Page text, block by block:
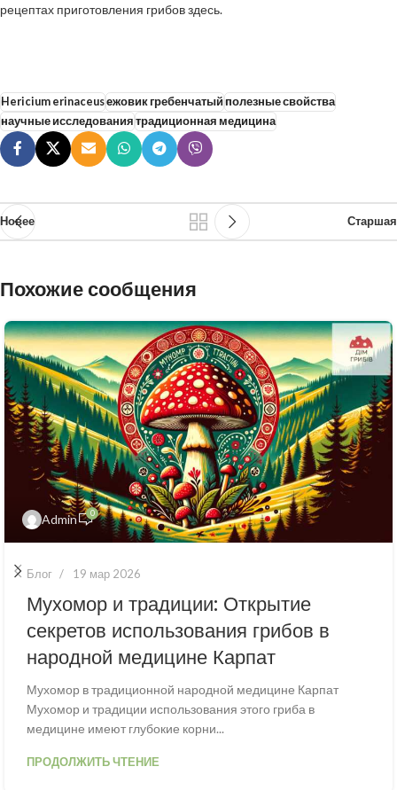
рецептах приготовления грибов здесь.
Hericium erinaceusежовик гребенчатый полезные свойства
научные исследования традиционная медицина
Новее Старшая
Похожие сообщения
Admin 0
Блог 19 мар 2026
Мухомор и традиции: Открытие
секретов использования грибов в
народной медицине Карпат
Мухомор в традиционной народной медицине Карпат
Мухомор и традиции использования этого гриба в
медицине имеют глубокие корни...
ПРОДОЛЖИТЬ ЧТЕНИЕ